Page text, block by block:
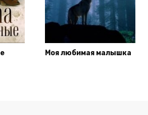
Моя любимая малышка